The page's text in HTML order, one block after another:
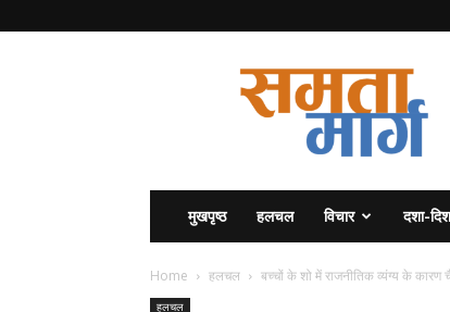
मुखपृष्ठ हलचल विचार दशा-
Home हलचल बच्चों के शो में राजनीतिक व्यंग्य के कारण
हलचल